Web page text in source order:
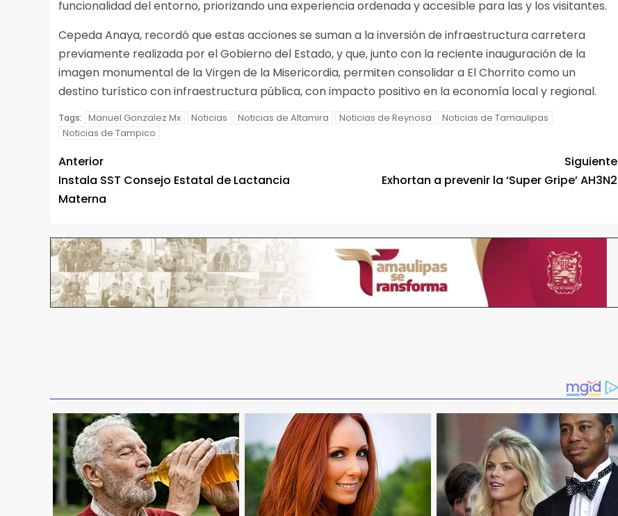
funcionalidad del entorno, priorizando una experiencia ordenada y accesible para las y los visitantes.
Cepeda Anaya, recordó que estas acciones se suman a la inversión de infraestructura carretera
previamente realizada por el Gobierno del Estado, y que, junto con la reciente inauguración de la
imagen monumental de la Virgen de la Misericordia, permiten consolidar a El Chorrito como un
destino turístico con infraestructura pública, con impacto positivo en la economía local y regional.
Tags: Manuel Gonzalez Mx Noticias Noticias de Altamira Noticias de Reynosa
Noticias de Tamaulipas
Noticias de Tampico
Anterior
Instala SST Consejo Estatal de Lactancia
Materna
Siguiente
Exhortan a prevenir la ‘Super Gripe’ AH3N2